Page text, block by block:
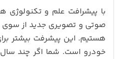
با پیشرافت علم و تکنولوژی
صوتی و تصویری جدید از سوی
هستیم. این پیشرفت بیشتر
خودرو است. شما اگر چند